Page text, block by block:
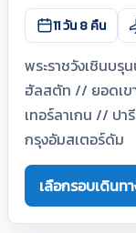
11 วัน 8 คืน
พระราชวังเชินบ
ฮัลสตัท // ยอดเข
เทอร์ลาเกน // ป
กรุงอัมสเตอร์ดัม
เลือกรอบเดินท